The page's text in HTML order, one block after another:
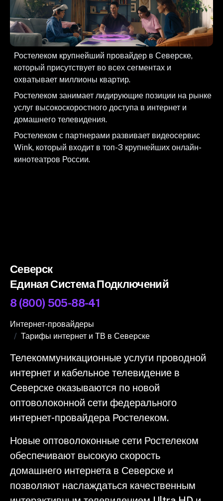
Ростелеком крупнейший провайдер в Северске,
который присутствует во всех сегментах и
охватывает миллионы квартир.
Ростелеком занимает лидирующие позиции на рынке
услуг высокоскоростного доступа в интернет и
домашнего телевидения.
Ростелеком с партнерами развивает видеосервис
Wink, который входит в топ-3 крупнейших онлайн-
кинотеатров России.
Северск
Единая Система Подключений
8 (800) 505-88-41
Интернет-провайдеры
Тарифы интернет и ТВ в Северске
Телекоммуникационные услуги проводной
интернет и кабельное телевидение в
Северске оказываются по новой
оптоволоконной сети федерального
интернет-провайдера Ростелеком.
Новые оптоволоконные сети Ростелеком
обеспечивают высокую скорость
домашнего интернета в Северске и
позволяют наслаждаться качественным